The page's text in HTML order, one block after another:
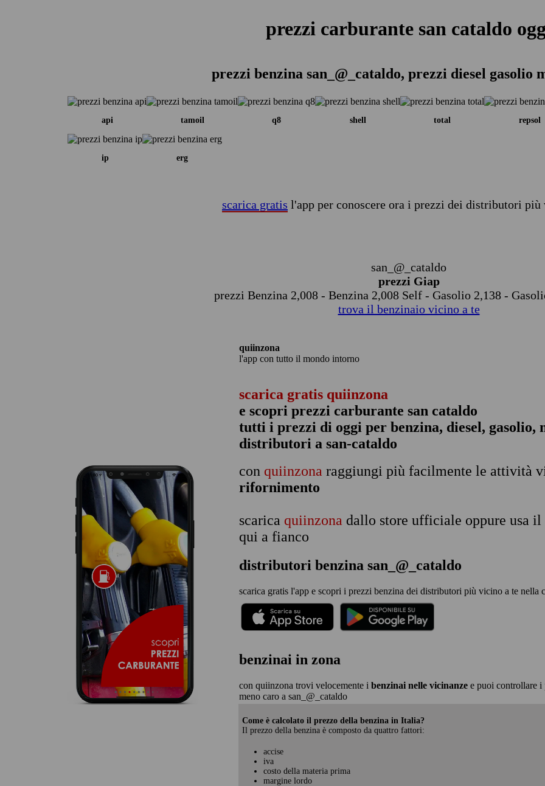
prezzi carburante san cataldo
prezzi benzina san_@_cataldo, prezzi diesel gasolio
api tamoil q8 shell total repsol
ip erg
scarica gratis l'app per conoscere ora i prezzi dei distributori più
san_@_cataldo
prezzi Giap
prezzi Benzina 2,008 - Benzina 2,008 Self - Gasolio 2,138 -
trova il benzinaio vicino a te
quiinzona
l'app con tutto il mondo intorno
scarica gratis quiinzona
e scopri prezzi carburante san cataldo
tutti i prezzi di oggi per benzina, diesel, gasolio,
distributori a san-cataldo
con quiinzona raggiungi più facilmente le attività
rifornimento
scarica quiinzona dallo store ufficiale oppure usa il
qui a fianco
distributori benzina san_@_cataldo
scarica gratis l'app e scopri i prezzi benzina dei distributori più vicino a te nella
benzinai in zona
con quiinzona trovi velocemente i benzinai nelle vicinanze e puoi controllare i
meno caro a san_@_cataldo
Come è calcolato il prezzo della benzina in Italia?
Il prezzo della benzina è composto da quattro fattori:
accise
iva
costo della materia prima
margine lordo